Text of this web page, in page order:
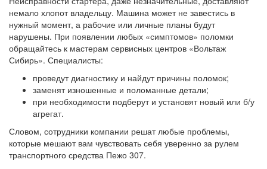
немало хлопот владельцу. Машина может не завестись в
нужный момент, а рабочие или личные планы будут
нарушены. При появлении любых «симптомов» поломки
обращайтесь к мастерам сервисных центров «Вольтаж
Сибирь». Специалисты:
проведут диагностику и найдут причины поломок;
заменят изношенные и поломанные детали;
при необходимости подберут и установят новый или б/у
агрегат.
Словом, сотрудники компании решат любые проблемы,
которые мешают вам чувствовать себя уверенно за рулем
транспортного средства Пежо 307.